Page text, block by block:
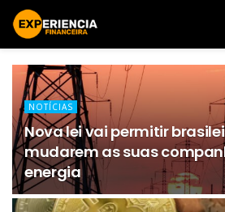
NOTÍCIAS
Nova lei vai permitir
mudarem as suas
energia